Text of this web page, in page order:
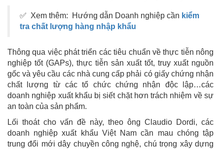
✅ Xem thêm: Hướng dẫn Doanh nghiệp cần kiểm
tra chất lượng hàng nhập khẩu
Thông qua việc phát triển các tiêu chuẩn về thực tiễn nông
nghiệp tốt (GAPs), thực tiễn sản xuất tốt, truy xuất nguồn
gốc và yêu cầu các nhà cung cấp phải có giấy chứng nhận
chất lượng từ các tổ chức chứng nhận độc lập…các
doanh nghiệp xuất khẩu bị siết chặt hơn trách nhiệm về sự
an toàn của sản phẩm.
Lối thoát cho vấn đề này, theo ông Claudio Dordi, các
doanh nghiệp xuất khẩu Việt Nam cần mau chóng tập
trung đổi mới dây chuyền công nghệ, chú trọng xây dựng